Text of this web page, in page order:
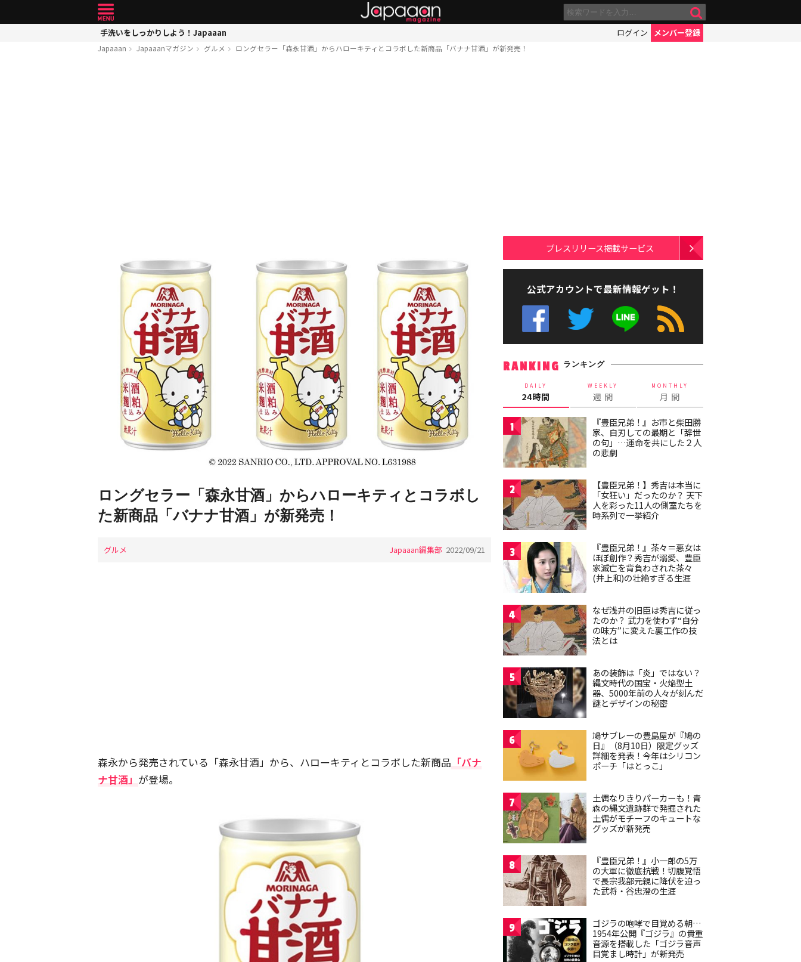
手洗いをしっかりしよう！Japaaan ログイン メンバー登録
Japaaan Japaaanマガジン グルメ ロングセラー「森永甘酒」からハローキティとコラボした新商品「バナナ甘酒」が新発売！
ロングセラー「森永甘酒」からハローキティとコラボし
た新商品「バナナ甘酒」が新発売！
グルメ Japaaan編集部 2022/09/21
森永から発売されている「森永甘酒」から、ハローキティとコラボした新商品 「バナ
ナ甘酒」 が登場。
プレスリリース掲載サービス
公式アカウントで最新情報ゲット！
RANKING ランキング
DAILY
24時間
WEEKLY
週 間
MONTHLY
月 間
1
『豊臣兄弟！』お市と柴田勝
家、自刃しての最期と「辞世
の句」…運命を共にした２人
の悲劇
2
【豊臣兄弟！】秀吉は本当に
「女狂い」だったのか？ 天下
人を彩った11人の側室たちを
時系列で一挙紹介
3
『豊臣兄弟！』茶々＝悪女は
ほぼ創作？秀吉が溺愛、豊臣
家滅亡を背負わされた茶々
(井上和)の壮絶すぎる生涯
4
なぜ浅井の旧臣は秀吉に従っ
たのか？ 武力を使わず“自分
の味方”に変えた裏工作の技
法とは
5
あの装飾は「炎」ではない？
縄文時代の国宝・火焔型土
器、5000年前の人々が刻んだ
謎とデザインの秘密
6
鳩サブレーの豊島屋が『鳩の
日』（8月10日）限定グッズ
詳細を発表！今年はシリコン
ポーチ「はとっこ」
7
土偶なりきりパーカーも！青
森の縄文遺跡群で発掘された
土偶がモチーフのキュートな
グッズが新発売
8
『豊臣兄弟！』小一郎の5万
の大軍に徹底抗戦！切腹覚悟
で長宗我部元親に降伏を迫っ
た武将・谷忠澄の生涯
9
ゴジラの咆哮で目覚める朝…
1954年公開『ゴジラ』の貴重
音源を搭載した「ゴジラ音声
目覚まし時計」が新発売